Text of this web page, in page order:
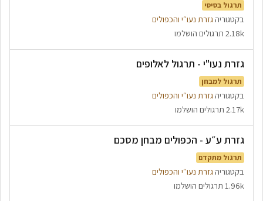
תרגול בסיסי
בקטגוריהגזרת נעו״י והכפולים
2.18k תרגולים הושלמו
גזרת נעו"י - תרגול לאלופים
תרגול למבחן
בקטגוריהגזרת נעו״י והכפולים
2.17k תרגולים הושלמו
גזרת ע״ע - הכפולים מבחן מסכם
תרגול מתקדם
בקטגוריהגזרת נעו״י והכפולים
1.96k תרגולים הושלמו